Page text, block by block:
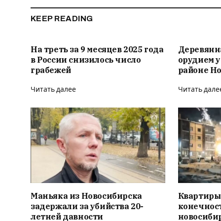
KEEP READING
На треть за 9 месяцев 2025 года
в России снизилось число
грабежей
Читать далее
орудием
районе
Читать
Маньяка из Новосибирска
задержали за убийства 20-
летней давности